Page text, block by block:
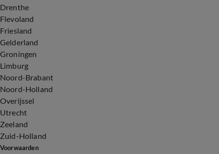
Drenthe
Flevoland
Friesland
Gelderland
Groningen
Limburg
Noord-Brabant
Noord-Holland
Overijssel
Utrecht
Zeeland
Zuid-Holland
Voorwaarden